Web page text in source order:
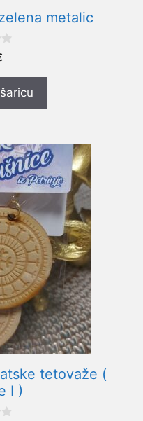
metalic
tetovaže (
I )